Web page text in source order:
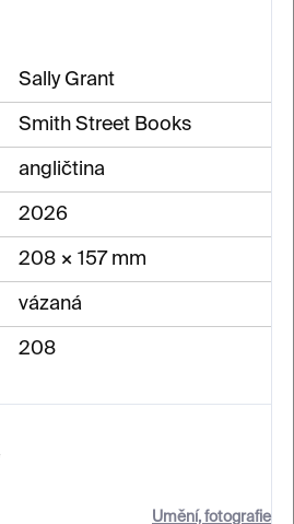
Sally Grant
Smith Street Books
angličtina
2026
208 × 157 mm
vázaná
208
Umění, fotografie